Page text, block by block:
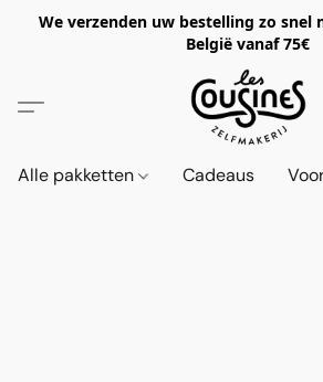
We verzenden uw bestelling zo snel
België vanaf 75€
Alle pakketten Cadeaus